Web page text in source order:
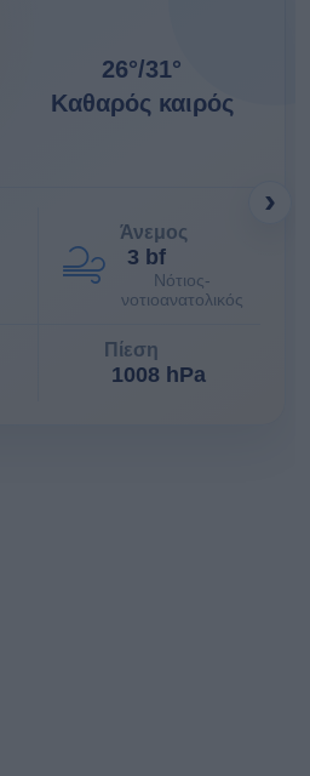
›
26°/31°
Καθαρός καιρός
Άνεμος
3 bf
Νότιος-
νοτιοανατολικός
Πίεση
1008 hPa